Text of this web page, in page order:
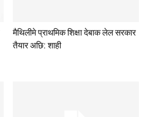
मैथिलीमे प्राथमिक शिक्षा देबाक लेल सरकार
तैयार अछि: शाही